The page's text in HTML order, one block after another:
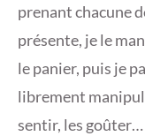
prenant chacune
présente, je le
le panier, puis je
librement
sentir, les goûter…